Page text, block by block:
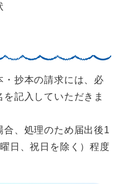
・抄本の請求には、必
記入していただきま
合、処理のため届出後1
日、祝日を除く）程度